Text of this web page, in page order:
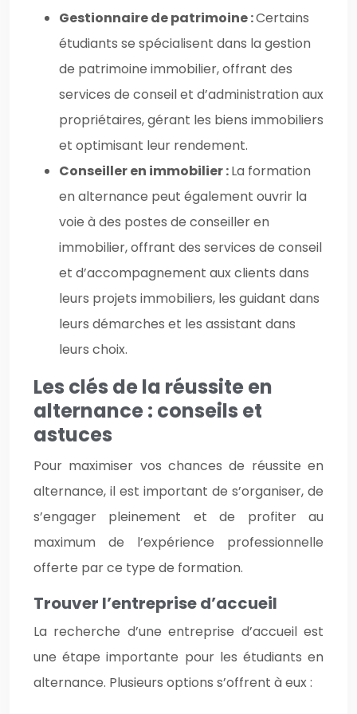
Gestionnaire de patrimoine :Certains
étudiants se spécialisent dans la gestion
de patrimoine immobilier, offrant des
services de conseil et d’administration aux
propriétaires, gérant les biens immobiliers
et optimisant leur rendement.
Conseiller en immobilier :La formation
en alternance peut également ouvrir la
voie à des postes de conseiller en
immobilier, offrant des services de conseil
et d’accompagnement aux clients dans
leurs projets immobiliers, les guidant dans
leurs démarches et les assistant dans
leurs choix.
Les clés de la réussite en
alternance : conseils et
astuces
Pour maximiser vos chances de réussite en
alternance, il est important de s’organiser, de
s’engager pleinement et de profiter au
maximum de l’expérience professionnelle
offerte par ce type de formation.
Trouver l’entreprise d’accueil
La recherche d’une entreprise d’accueil est
une étape importante pour les étudiants en
alternance. Plusieurs options s’offrent à eux :